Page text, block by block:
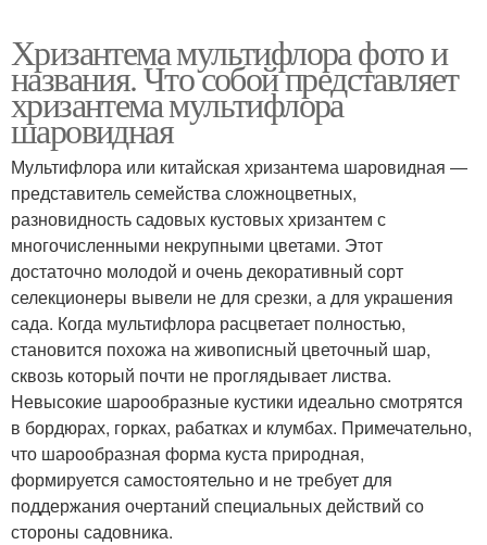
Хризантема мультифлора фото и
названия. Что собой представляет
хризантема мультифлора
шаровидная
Мультифлора или китайская хризантема шаровидная ―
представитель семейства сложноцветных,
разновидность садовых кустовых хризантем с
многочисленными некрупными цветами. Этот
достаточно молодой и очень декоративный сорт
селекционеры вывели не для срезки, а для украшения
сада. Когда мультифлора расцветает полностью,
становится похожа на живописный цветочный шар,
сквозь который почти не проглядывает листва.
Невысокие шарообразные кустики идеально смотрятся
в бордюрах, горках, рабатках и клумбах. Примечательно,
что шарообразная форма куста природная,
формируется самостоятельно и не требует для
поддержания очертаний специальных действий со
стороны садовника.